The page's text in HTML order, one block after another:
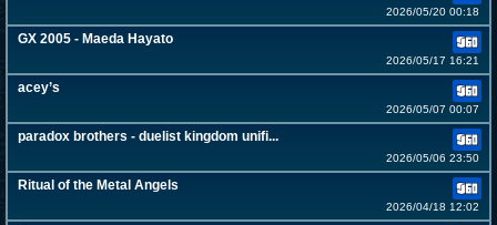
2026/05/20 00:18
GX 2005 - Maeda Hayato
2026/05/17 16:21
acey’s
2026/05/07 00:07
paradox brothers - duelist kingdom unifi...
2026/05/06 23:50
Ritual of the Metal Angels
2026/04/18 12:02